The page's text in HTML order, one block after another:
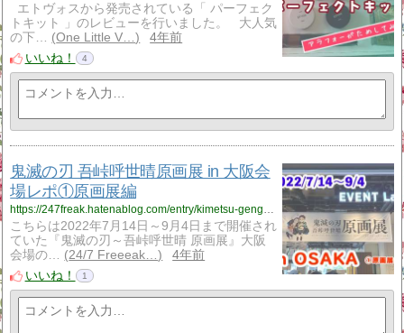
エトヴォスから発売されている「 パーフェク
トキット 」のレビューを行いました。 大人気
の下…
One Little V…
4年前
いいね！
4
鬼滅の刃 吾峠呼世晴原画展 in 大阪会
場レポ①原画展編
https://247freak.hatenablog.com/entry/kimetsu-gengaten-osaka
こちらは2022年7月14日～9月4日まで開催され
ていた『鬼滅の刃～吾峠呼世晴 原画展』大阪
会場の…
24/7 Freeeak…
4年前
いいね！
1